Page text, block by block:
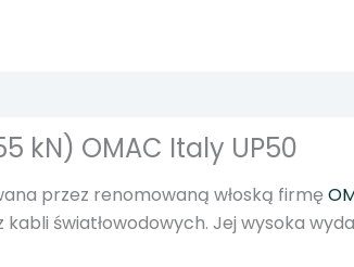
a
b
l
kN) OMAC Italy UP50
przez renomowaną włoską firmę
światłowodowych. Jej wysoka